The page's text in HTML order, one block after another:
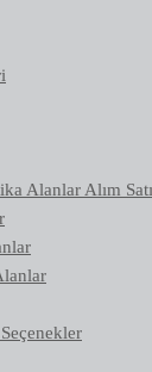
Alanlar Alım